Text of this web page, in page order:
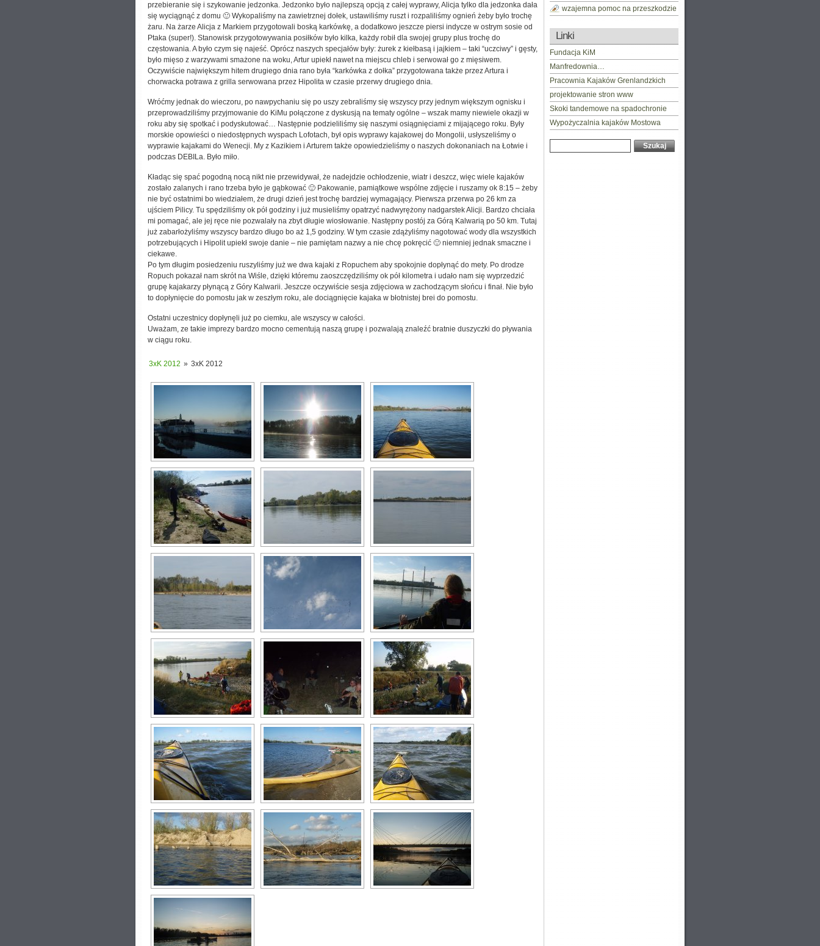
przebieranie się i szykowanie jedzonka. Jedzonko było najlepszą opcją z całej wyprawy, Alicja tylko dla jedzonka dała
się wyciągnąć z domu 🙂 Wykopaliśmy na zawietrznej dołek, ustawiliśmy ruszt i rozpaliliśmy ognień żeby było trochę
żaru. Na żarze Alicja z Markiem przygotowali boską karkówkę, a dodatkowo jeszcze piersi indycze w ostrym sosie od
Ptaka (super!). Stanowisk przygotowywania posiłków było kilka, każdy robił dla swojej grupy plus trochę do
częstowania. A było czym się najeść. Oprócz naszych specjałów były: żurek z kiełbasą i jajkiem – taki “uczciwy” i gęsty,
było mięso z warzywami smażone na woku, Artur upiekł nawet na miejscu chleb i serwował go z mięsiwem.
Oczywiście największym hitem drugiego dnia rano była “karkówka z dołka” przygotowana także przez Artura i
chorwacka potrawa z grilla serwowana przez Hipolita w czasie przerwy drugiego dnia.
Wróćmy jednak do wieczoru, po nawpychaniu się po uszy zebraliśmy się wszyscy przy jednym większym ognisku i
przeprowadziliśmy przyjmowanie do KiMu połączone z dyskusją na tematy ogólne – wszak mamy niewiele okazji w
roku aby się spotkać i podyskutować… Następnie podzieliliśmy się naszymi osiągnięciami z mijającego roku. Były
morskie opowieści o niedostępnych wyspach Lofotach, był opis wyprawy kajakowej do Mongolii, usłyszeliśmy o
wyprawie kajakami do Wenecji. My z Kazikiem i Arturem także opowiedzieliśmy o naszych dokonaniach na Łotwie i
podczas DEBILa. Było miło.
Kładąc się spać pogodną nocą nikt nie przewidywał, że nadejdzie ochłodzenie, wiatr i deszcz, więc wiele kajaków
zostało zalanych i rano trzeba było je gąbkować 🙂 Pakowanie, pamiątkowe wspólne zdjęcie i ruszamy ok 8:15 – żeby
nie być ostatnimi bo wiedziałem, że drugi dzień jest trochę bardziej wymagający. Pierwsza przerwa po 26 km za
ujściem Pilicy. Tu spędziliśmy ok pół godziny i już musieliśmy opatrzyć nadwyrężony nadgarstek Alicji. Bardzo chciała
mi pomagać, ale jej ręce nie pozwalały na zbyt długie wiosłowanie. Następny postój za Górą Kalwarią po 50 km. Tutaj
już zabarłożyliśmy wszyscy bardzo długo bo aż 1,5 godziny. W tym czasie zdążyliśmy nagotować wody dla wszystkich
potrzebujących i Hipolit upiekł swoje danie – nie pamiętam nazwy a nie chcę pokręcić 🙂 niemniej jednak smaczne i
ciekawe.
Po tym długim posiedzeniu ruszyliśmy już we dwa kajaki z Ropuchem aby spokojnie dopłynąć do mety. Po drodze
Ropuch pokazał nam skrót na Wiśle, dzięki któremu zaoszczędziliśmy ok pół kilometra i udało nam się wyprzedzić
grupę kajakarzy płynącą z Góry Kalwarii. Jeszcze oczywiście sesja zdjęciowa w zachodzącym słońcu i finał. Nie było
to dopłynięcie do pomostu jak w zeszłym roku, ale dociągnięcie kajaka w błotnistej brei do pomostu.
Ostatni uczestnicy dopłynęli już po ciemku, ale wszyscy w całości.
Uważam, ze takie imprezy bardzo mocno cementują naszą grupę i pozwalają znaleźć bratnie duszyczki do pływania
w ciągu roku.
3xK 2012 » 3xK 2012
wzajemna pomoc na przeszkodzie
Linki
Fundacja KiM
Manfredownia…
Pracownia Kajaków Grenlandzkich
projektowanie stron www
Skoki tandemowe na spadochronie
Wypożyczalnia kajaków Mostowa